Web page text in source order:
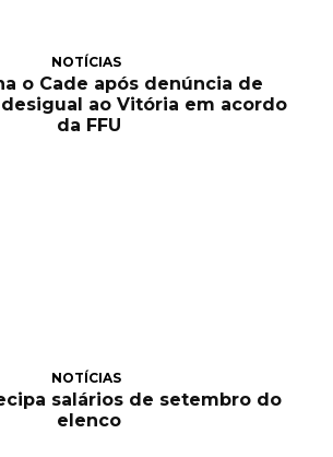
NOTÍCIAS
o Cade após denúncia de
ao Vitória em acordo
da FFU
NOTÍCIAS
salários de setembro do
elenco